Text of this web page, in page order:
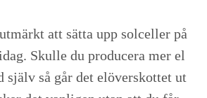
att sätta upp solceller på
Skulle du producera mer el
själv så går det elöverskottet ut